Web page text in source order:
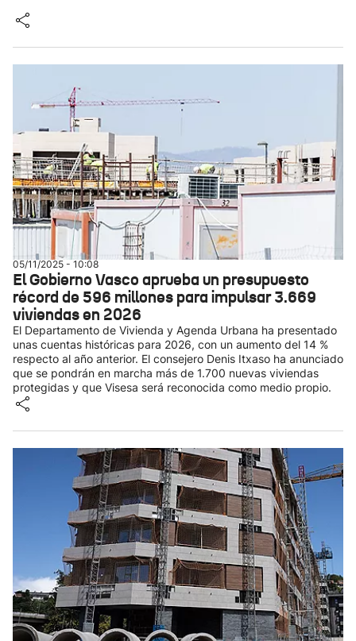
05/11/2025 - 10:08
El Gobierno Vasco aprueba un presupuesto
récord de 596 millones para impulsar 3.669
viviendas en 2026
El Departamento de Vivienda y Agenda Urbana ha presentado
unas cuentas históricas para 2026, con un aumento del 14 %
respecto al año anterior. El consejero Denis Itxaso ha anunciado
que se pondrán en marcha más de 1.700 nuevas viviendas
protegidas y que Visesa será reconocida como medio propio.